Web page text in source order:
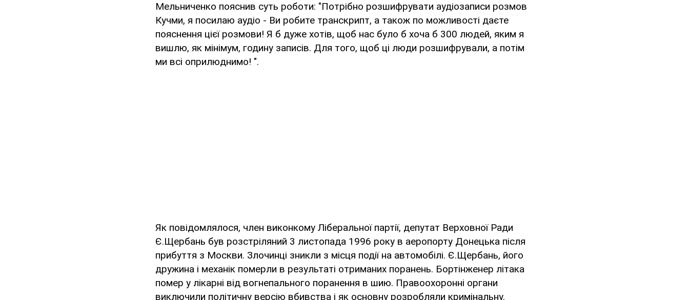
Мельниченко пояснив суть роботи: "Потрібно розшифрувати аудіозаписи розмов
Кучми, я посилаю аудіо - Ви робите транскрипт, а також по можливості даєте
пояснення цієї розмови! Я б дуже хотів, щоб нас було б хоча б 300 людей, яким я
вишлю, як мінімум, годину записів. Для того, щоб ці люди розшифрували, а потім
ми всі оприлюднимо! ".
Як повідомлялося, член виконкому Ліберальної партії, депутат Верховної Ради
Є.Щербань був розстріляний 3 листопада 1996 року в аеропорту Донецька після
прибуття з Москви. Злочинці зникли з місця події на автомобілі. Є.Щербань, його
дружина і механік померли в результаті отриманих поранень. Бортінженер літака
помер у лікарні від вогнепального поранення в шию. Правоохоронні органи
виключили політичну версію вбивства і як основну розробляли кримінальну.